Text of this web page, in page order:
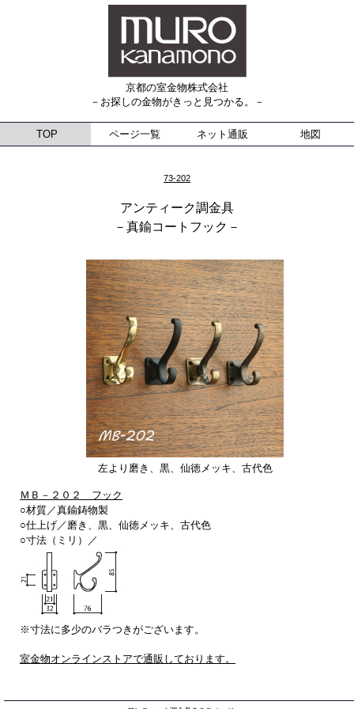
京都の室金物株式会社
－お探しの金物がきっと見つかる。－
TOP ページ一覧 ネット通販 地図
73-202
アンティーク調金具
－真鍮コートフック－
左より磨き、黒、仙徳メッキ、古代色
ＭＢ－２０２ フック
○材質／真鍮鋳物製
○仕上げ／ 磨き、黒、仙徳メッキ、古代色
○寸法（ミリ）／
※寸法に多少のバラつきがございます。
室金物オンラインストアで通販しております。